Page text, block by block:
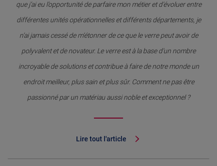
que j’ai eu l’opportunité de parfaire mon métier et d’évoluer entre
différentes unités opérationnelles et différents départements, je
n’ai jamais cessé de m’étonner de ce que le verre peut avoir de
polyvalent et de novateur. Le verre est à la base d’un nombre
incroyable de solutions et contribue à faire de notre monde un
endroit meilleur, plus sain et plus sûr. Comment ne pas être
passionné par un matériau aussi noble et exceptionnel ?
Lire tout l'article